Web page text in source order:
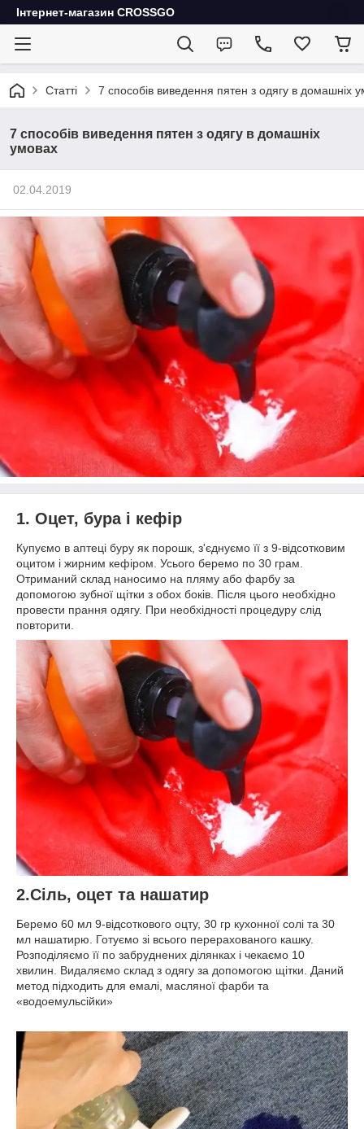
Інтернет-магазин CROSSGO
Статті 7 способів виведення пятен з одягу в домашніх
7 способів виведення пятен з одягу в домашніх
умовах
02.04.2019
1. Оцет, бура і кефір
Купуємо в аптеці буру як порошк, з'єднуємо її з 9-відсотковим
оцитом і жирним кефіром. Усього беремо по 30 грам.
Отриманий склад наносимо на пляму або фарбу за
допомогою зубної щітки з обох боків. Після цього необхідно
провести прання одягу. При необхідності процедуру слід
повторити.
2.Сіль, оцет та нашатир
Беремо 60 мл 9-відсоткового оцту, 30 гр кухонної солі та 30
мл нашатирю. Готуємо зі всього перерахованого кашку.
Розподіляємо її по забруднених ділянках і чекаємо 10
хвилин. Видаляємо склад з одягу за допомогою щітки. Даний
метод підходить для емалі, масляної фарби та
«водоемульсійки»